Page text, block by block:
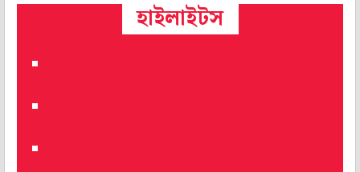
হাইলাইটস